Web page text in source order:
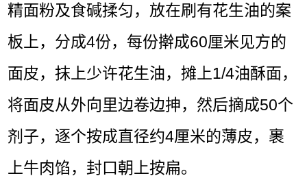
精面粉及食碱揉匀，放在刷有花生油的案
板上，分成4份，每份擀成60厘米见方的
面皮，抹上少许花生油，摊上1/4油酥面，
将面皮从外向里边卷边抻，然后摘成50个
剂子，逐个按成直径约4厘米的薄皮，裹
上牛肉馅，封口朝上按扁。